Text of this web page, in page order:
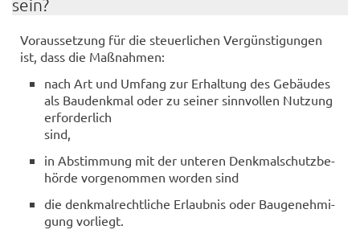
sein?
Vor­aus­set­zung für die steu­er­li­chen Ver­güns­ti­gun­gen
ist, dass die Maß­nah­men:
nach Art und Um­fang zur Er­hal­tung des Ge­bäu­des
als Bau­denk­mal oder zu sei­ner sinn­vol­len Nut­zung
er­for­der­lich
sind,
in Ab­stim­mung mit der un­te­ren Denk­mal­schutz­be­
hör­de vor­ge­nom­men wor­den sind
die denk­mal­recht­li­che Er­laub­nis oder Bau­ge­neh­mi­
gung vor­liegt.